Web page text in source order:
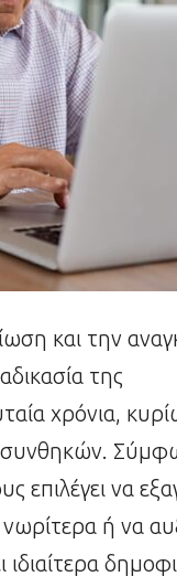
και την
της
χρόνια,
συνθηκών.
επιλέγει να
ή να